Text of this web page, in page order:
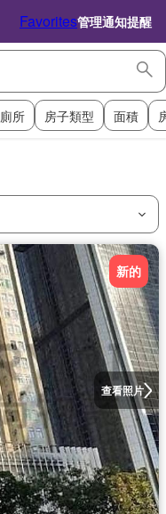
Favorites管理通知提醒
廁所 房子類型 面積
查看照片
新的